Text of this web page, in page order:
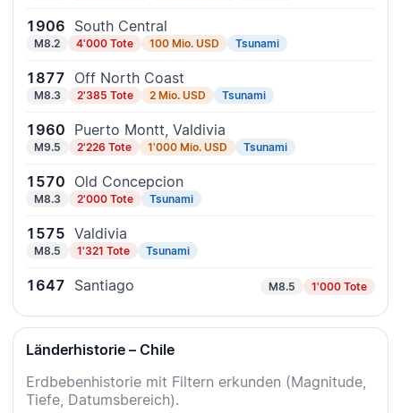
1906 South Central
M8.2 4'000 Tote 100 Mio. USD Tsunami
1877 Off North Coast
M8.3 2'385 Tote 2 Mio. USD Tsunami
1960 Puerto Montt, Valdivia
M9.5 2'226 Tote 1'000 Mio. USD Tsunami
1570 Old Concepcion
M8.3 2'000 Tote Tsunami
1575 Valdivia
M8.5 1'321 Tote Tsunami
1647 Santiago M8.5 1'000 Tote
Länderhistorie – Chile
Erdbebenhistorie mit Filtern erkunden (Magnitude,
Tiefe, Datumsbereich).